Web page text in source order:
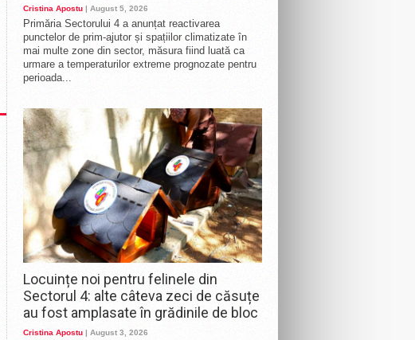
Cristina Apostu | August 5, 2026
Primăria Sectorului 4 a anunțat reactivarea
punctelor de prim-ajutor și spațiilor climatizate în
mai multe zone din sector, măsura fiind luată ca
urmare a temperaturilor extreme prognozate pentru
perioada...
Locuințe noi pentru felinele din
Sectorul 4: alte câteva zeci de căsuțe
au fost amplasate în grădinile de bloc
Cristina Apostu | August 3, 2026